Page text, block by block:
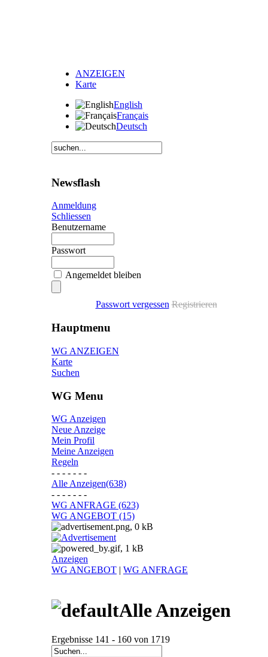
ANZEIGEN
Karte
English
Français
Deutsch
Newsflash
Anmeldung
Schliessen
Benutzername
Passwort
Angemeldet bleiben
Passwort vergessen Registrieren
Hauptmenu
WG ANZEIGEN
Karte
Suchen
WG Menu
WG Anzeigen
Neue Anzeige
Mein Profil
Meine Anzeigen
Regeln
- - - - - - -
Alle Anzeigen(638)
- - - - - - -
WG ANFRAGE (623)
WG ANGEBOT (15)
Anzeigen
WG ANGEBOT | WG ANFRAGE
Alle Anzeigen
Ergebnisse 141 - 160 von 1719